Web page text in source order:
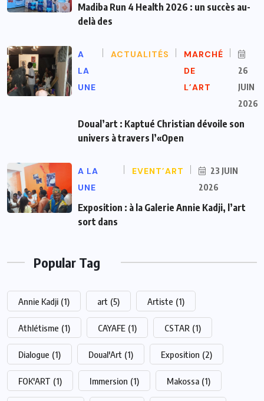
Madiba Run 4 Health 2026 : un succès au-
delà des
A
LA
UNE
ACTUALITÉS
MARCHÉ
DE
L’ART
26
JUIN
2026
Doual’art : Kaptué Christian dévoile son
univers à travers l’«Open
A LA
UNE
EVENT’ART
23 JUIN
2026
Exposition : à la Galerie Annie Kadji, l’art
sort dans
Popular Tag
Annie Kadji (1) art (5) Artiste (1)
Athlétisme (1) CAYAFE (1) CSTAR (1)
Dialogue (1) Doual'Art (1) Exposition (2)
FOK'ART (1) Immersion (1) Makossa (1)